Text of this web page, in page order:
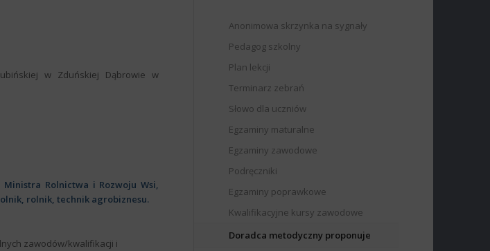
w Zduńskiej Dąbrowie w
Rolnictwa i Rozwoju Wsi,
rolnik, technik agrobiznesu.
zawodów/kwalifikacji i
Anonimowa skrzynka na sygnały
Pedagog szkolny
Plan lekcji
Terminarz zebrań
Słowo dla uczniów
Egzaminy maturalne
Egzaminy zawodowe
Podręczniki
Egzaminy poprawkowe
Kwalifikacyjne kursy zawodowe
Doradca metodyczny proponuje